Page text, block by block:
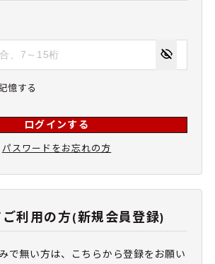
憶する
ログインする
パスワードをお忘れの方
利用の方(新規会員登録)
で無い方は、こちらから登録をお願い